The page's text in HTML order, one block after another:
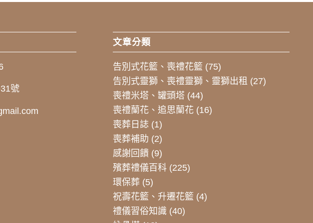
號
文章分類
告別式花籃、喪禮花籃 (75)
告別式靈獅、喪禮靈獅、靈獅出租 (27)
喪禮米塔、罐頭塔 (44)
喪禮蘭花、追思蘭花 (16)
喪葬日誌 (1)
喪葬補助 (2)
感謝回饋(9)
殯葬禮儀百科(225)
環保葬(5)
祝壽花籃、升遷花籃 (4)
禮儀習俗知識 (40)